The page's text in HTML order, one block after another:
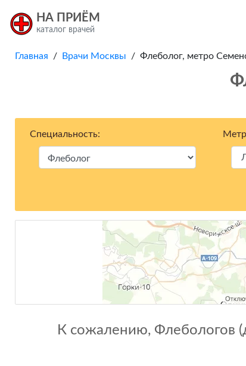
НА ПРИЁМ
каталог врачей
Главная / Врачи Москвы / Флеболог, метро
Специальность:
К сожалению, Флебологов